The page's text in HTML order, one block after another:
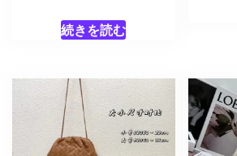
続きを読む